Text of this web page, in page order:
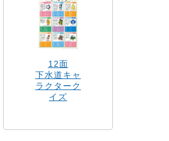
12面
下水道キャ
ラクターク
イズ